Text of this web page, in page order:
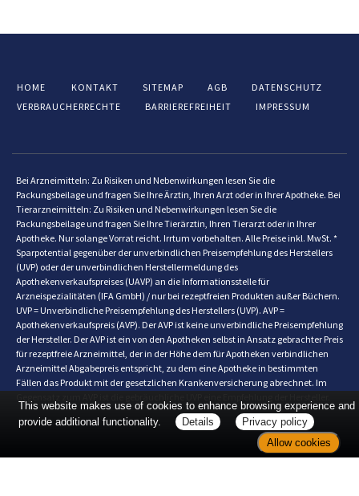
HOME KONTAKT SITEMAP AGB
DATENSCHUTZ
VERBRAUCHERRECHTE
BARRIEREFREIHEIT IMPRESSUM
Bei Arzneimitteln: Zu Risiken und Nebenwirkungen lesen Sie die
Packungsbeilage und fragen Sie Ihre Ärztin, Ihren Arzt oder in Ihrer Apotheke. Bei
Tierarzneimitteln: Zu Risiken und Nebenwirkungen lesen Sie die
Packungsbeilage und fragen Sie Ihre Tierärztin, Ihren Tierarzt oder in Ihrer
Apotheke. Nur solange Vorrat reicht. Irrtum vorbehalten. Alle Preise inkl. MwSt. *
Sparpotential gegenüber der unverbindlichen Preisempfehlung des Herstellers
(UVP) oder der unverbindlichen Herstellermeldung des
Apothekenverkaufspreises (UAVP) an die Informationsstelle für
Arzneispezialitäten (IFA GmbH) / nur bei rezeptfreien Produkten außer Büchern.
UVP = Unverbindliche Preisempfehlung des Herstellers (UVP). AVP =
Apothekenverkaufspreis (AVP). Der AVP ist keine unverbindliche Preisempfehlung
der Hersteller. Der AVP ist ein von den Apotheken selbst in Ansatz gebrachter Preis
für rezeptfreie Arzneimittel, der in der Höhe dem für Apotheken verbindlichen
Arzneimittel Abgabepreis entspricht, zu dem eine Apotheke in bestimmten
Fällen das Produkt mit der gesetzlichen Krankenversicherung abrechnet. Im
This website makes use of cookies to enhance browsing experience and
provide additional functionality.
Details
Privacy policy
Allow cookies